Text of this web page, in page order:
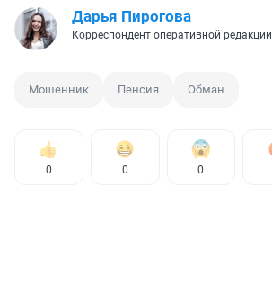
Дарья Пирогова
Корреспондент оперативной редакции
Мошенник Пенсия Обман
0 0 0